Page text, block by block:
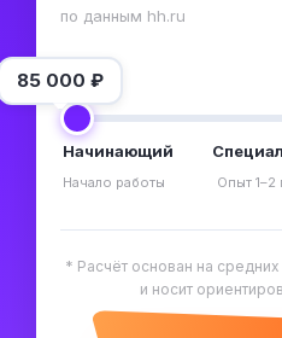
по данным hh.ru
85 000 ₽
Начинающий
Начало работы Опыт 1–2
* Расчёт основан на
и носит